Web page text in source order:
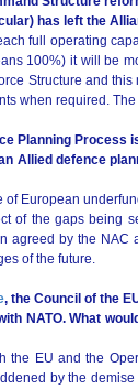
has left the
full operating
100%) it will be
Structure and
when required.
Planning Process
Allied defence
of European
of the gaps being
agreed by the NAC
of the future.
, the Council of the
NATO. What
the EU and the
by the